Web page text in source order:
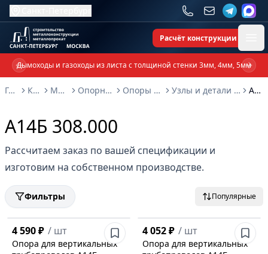
Расчёт конструкции
Дымоходы и газоходы из листа с толщиной стенки 3мм, 4мм, 5мм
Previous slide
Главная
Каталог Металлоконструкции Опорные металлоконструкции и изделия Опоры трубопроводов и металлоконструкции Узлы и детали трубопроводов из пластмассовых труб серия 4.900-9: выпуск 1 А14Б 308.000
А14Б 308.000
Рассчитаем заказ по вашей спецификации и
изготовим на собственном производстве.
Фильтры Популярные
4 590 ₽ / шт
Опора для вертикальных
4 052 ₽ / шт
Опора для вертикальных